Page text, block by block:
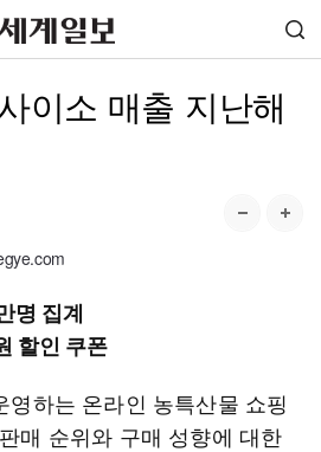
이소 매출 지난해
명 집계
할인 쿠폰
영하는 온라인 농특산물 쇼핑
매 순위와 구매 성향에 대한